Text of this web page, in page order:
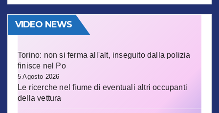
VIDEO NEWS
Torino: non si ferma all'alt, inseguito dalla polizia
finisce nel Po
5 Agosto 2026
Le ricerche nel fiume di eventuali altri occupanti
della vettura